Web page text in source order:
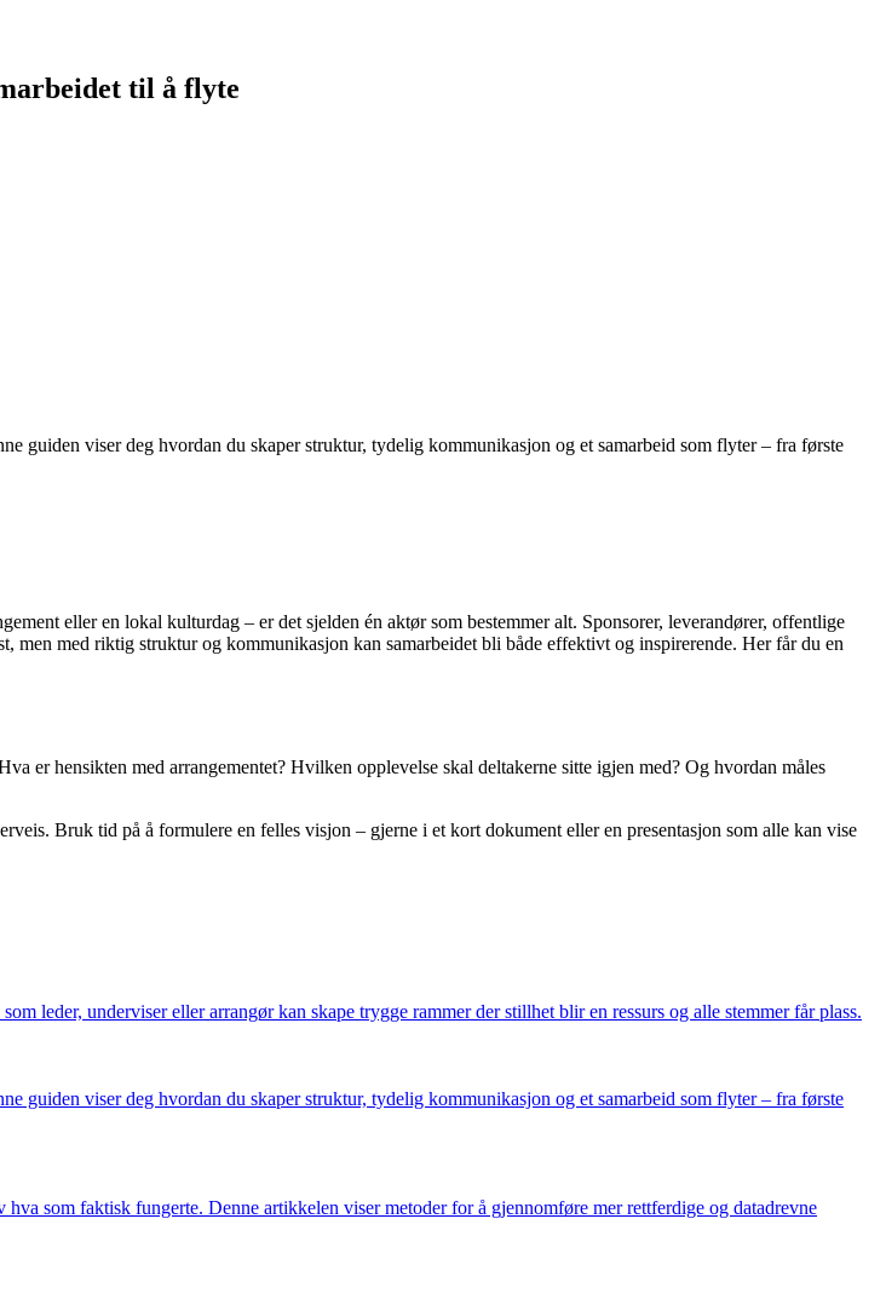
til å flyte
guiden viser deg hvordan du skaper struktur, tydelig kommunikasjon og et samarbeid som flyter – fra første
eller en lokal kulturdag – er det sjelden én aktør som bestemmer alt. Sponsorer, leverandører, offentlige
med riktig struktur og kommunikasjon kan samarbeidet bli både effektivt og inspirerende. Her får du en
er hensikten med arrangementet? Hvilken opplevelse skal deltakerne sitte igjen med? Og hvordan måles
Bruk tid på å formulere en felles visjon – gjerne i et kort dokument eller en presentasjon som alle kan vise
leder, underviser eller arrangør kan skape trygge rammer der stillhet blir en ressurs og alle stemmer får plass.
guiden viser deg hvordan du skaper struktur, tydelig kommunikasjon og et samarbeid som flyter – fra første
som faktisk fungerte. Denne artikkelen viser metoder for å gjennomføre mer rettferdige og datadrevne